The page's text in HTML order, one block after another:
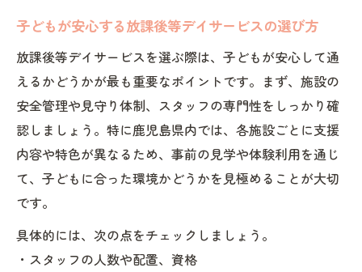
子どもが安心する放課後等デイサービスの選び方
放課後等デイサービスを選ぶ際は、子どもが安心して通
えるかどうかが最も重要なポイントです。まず、施設の
安全管理や見守り体制、スタッフの専門性をしっかり確
認しましょう。特に鹿児島県内では、各施設ごとに支援
内容や特色が異なるため、事前の見学や体験利用を通じ
て、子どもに合った環境かどうかを見極めることが大切
です。
具体的には、次の点をチェックしましょう。
・スタッフの人数や配置、資格